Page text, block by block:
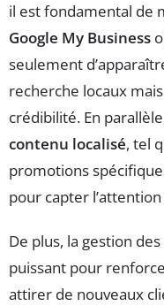
il est fondamental de
Google My Business
seulement
recherche locaux
crédibilité. En
contenu localisé, tel
promotions
pour capter
De plus, la gestion des
puissant pour
attirer de nouveaux